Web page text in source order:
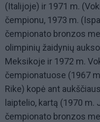
(Italijoje) ir 1971 m.
čempionu, 1973 m.
čempionato bronzos
olimpinių žaidynių
Meksikoje ir 1972 m.
čempionatuose (1967
Rike) kopė ant
laiptelio, kartą (1970 m.
čempionato bronzos